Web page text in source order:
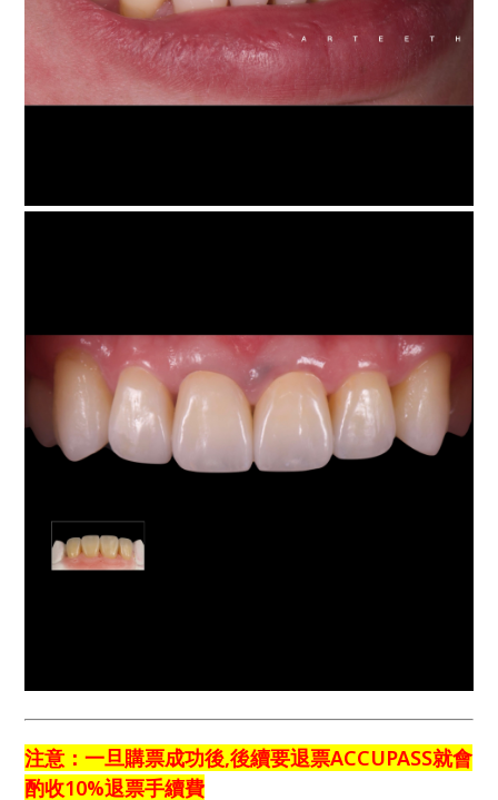
注意：一旦購票成功後,後續要退票ACCUPASS就會
酌收10%退票手續費